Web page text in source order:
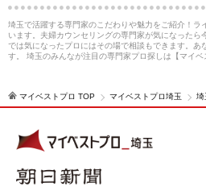
埼玉で活躍する専門家のこだわりや魅力をご紹介！ラ
います。夫婦カウンセリングの専門家が気になったら
では気になったプロにはその場で相談もできます。あ
す。 埼玉のみんなが注目の専門家プロ探しは【マイベ
マイベストプロ TOP マイベストプロ埼玉 埼